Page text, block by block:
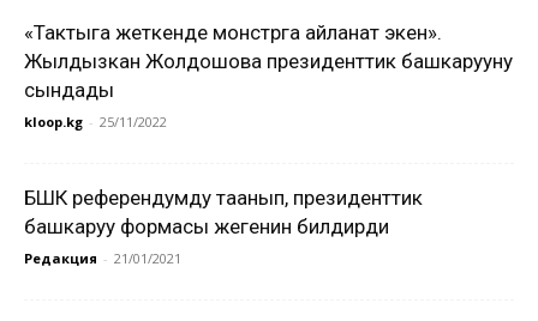
«Тактыга жеткенде монстрга айланат экен».
Жылдызкан Жолдошова президенттик башкарууну
сындады
kloop.kg - 25/11/2022
БШК референдумду таанып, президенттик
башкаруу формасы жеңгенин билдирди
Редакция - 21/01/2021